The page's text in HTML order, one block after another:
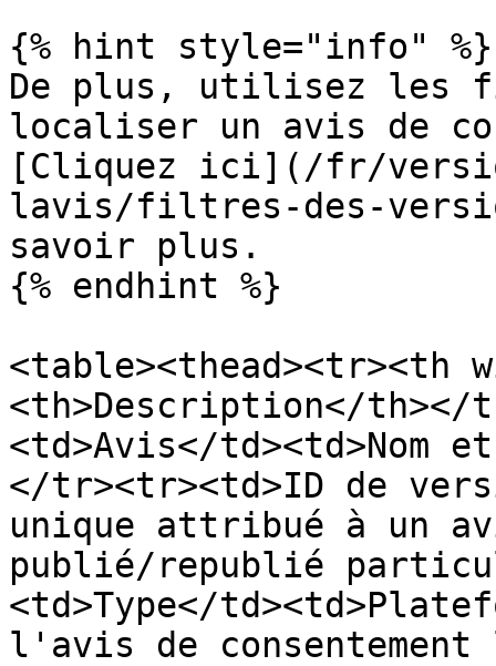
{% hint style="info" %}
De plus, utilisez les
localiser un avis de
[Cliquez ici](/fr/
lavis/filtres-des-
savoir plus.
{% endhint %}
<table><thead><tr><th
<th>Description</th></
<td>Avis</
</tr><tr><td>ID de
unique attribué à un
publié/republié
<td>Type</
l'avis de